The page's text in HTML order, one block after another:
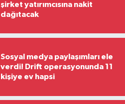
şirket yatırımcısına nakit
dağıtacak
Sosyal medya paylaşımları ele
verdi! Drift operasyonunda 11
kişiye ev hapsi